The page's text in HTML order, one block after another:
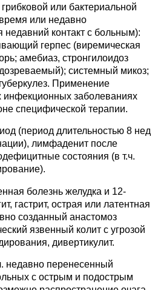
или бактериальной
или недавно
контакт с больным):
герпес (виремическая
амебиаз, стронгилоидоз
системный микоз;
Применение
инфекционных заболеваниях
специфической терапии.
(период длительностью 8 нед
лимфаденит после
состояния (в т.ч.
болезнь желудка и 12-
гастрит, острая или латентная
созданный анастомоз
язвенный колит с угрозой
дивертикулит.
недавно перенесенный
с острым и подострым